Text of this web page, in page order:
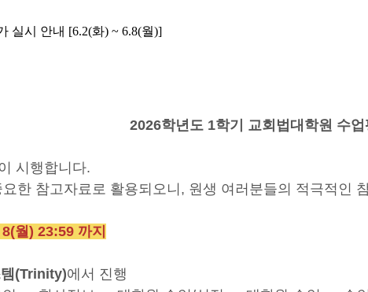
실시 안내 [6.2(화) ~ 6.8(월)]
2026학년도 1학기 교회법대학원 수업
시행합니다.
한 참고자료로 활용되오니, 원생 여러분들의 적극적인
월) 23:59 까지
(Trinity)에서 진행